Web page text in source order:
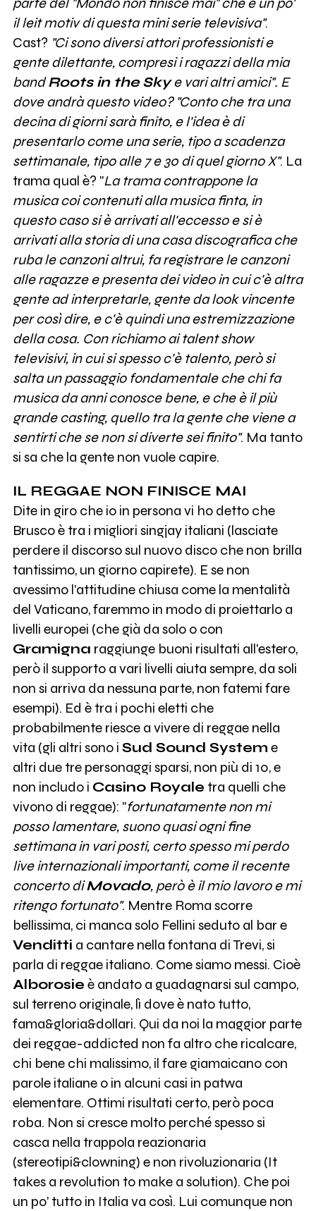
il leit motiv di questa mini serie televisiva".
Cast? "Ci sono diversi attori professionisti e
gente dilettante, compresi i ragazzi della mia
bandRoots in the Skye vari altri amici". E
dove andrà questo video? "Conto che tra una
decina di giorni sarà finito, e l'idea è di
presentarlo come una serie, tipo a scadenza
settimanale, tipo alle 7 e 30 di quel giorno X". La
trama qual è? "La trama contrappone la
musica coi contenuti alla musica finta, in
questo caso si è arrivati all'eccesso e si è
arrivati alla storia di una casa discografica che
ruba le canzoni altrui, fa registrare le canzoni
alle ragazze e presenta dei video in cui c'è altra
gente ad interpretarle, gente da look vincente
per così dire, e c'è quindi una estremizzazione
della cosa. Con richiamo ai talent show
televisivi, in cui si spesso c'è talento, però si
salta un passaggio fondamentale che chi fa
musica da anni conosce bene, e che è il più
grande casting, quello tra la gente che viene a
sentirti che se non si diverte sei finito". Ma tanto
si sa che la gente non vuole capire.
IL REGGAE NON FINISCE MAI
Dite in giro che io in persona vi ho detto che
Brusco è tra i migliori singjay italiani (lasciate
perdere il discorso sul nuovo disco che non brilla
tantissimo, un giorno capirete). E se non
avessimo l'attitudine chiusa come la mentalità
del Vaticano, faremmo in modo di proiettarlo a
livelli europei (che già da solo o con
Gramigna raggiunge buoni risultati all'estero,
però il supporto a vari livelli aiuta sempre, da soli
non si arriva da nessuna parte, non fatemi fare
esempi). Ed è tra i pochi eletti che
probabilmente riesce a vivere di reggae nella
vita (gli altri sono i Sud Sound System e
altri due tre personaggi sparsi, non più di 10, e
non includo i Casino Royale tra quelli che
vivono di reggae): "fortunatamente non mi
posso lamentare, suono quasi ogni fine
settimana in vari posti, certo spesso mi perdo
live internazionali importanti, come il recente
concerto diMovado, però è il mio lavoro e mi
ritengo fortunato". Mentre Roma scorre
bellissima, ci manca solo Fellini seduto al bar e
Venditti a cantare nella fontana di Trevi, si
parla di reggae italiano. Come siamo messi. Cioè
Alborosie è andato a guadagnarsi sul campo,
sul terreno originale, lì dove è nato tutto,
fama&gloria&dollari. Qui da noi la maggior parte
dei reggae-addicted non fa altro che ricalcare,
chi bene chi malissimo, il fare giamaicano con
parole italiane o in alcuni casi in patwa
elementare. Ottimi risultati certo, però poca
roba. Non si cresce molto perché spesso si
casca nella trappola reazionaria
(stereotipi&clowning) e non rivoluzionaria (It
takes a revolution to make a solution). Che poi
un po' tutto in Italia va così. Lui comunque non